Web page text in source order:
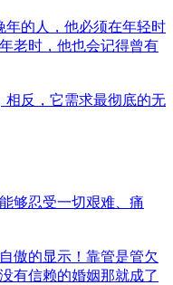
年的人，他必须在年轻时
老时，他也会记得曾有
相反，它需求最彻底的无
够忍受一切艰难、痛
傲的显示！靠管是管欠
有信赖的婚姻那就成了